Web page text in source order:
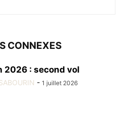
CONNEXES
2026 : second vol
- 1 juillet 2026